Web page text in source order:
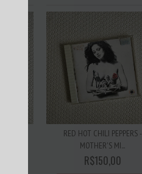
RED HOT CHILI PEPPERS -
MOTHER'S MI...
R$150,00